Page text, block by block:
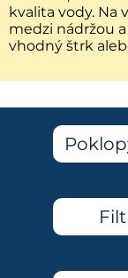
kvalita vody. Na
medzi nádržou
vhodný štrk